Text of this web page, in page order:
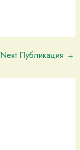
Next Публикация →